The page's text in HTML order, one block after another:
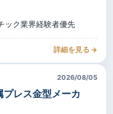
ック業界経験者優先
詳細を見る →
2026/08/05
レス金型メーカ